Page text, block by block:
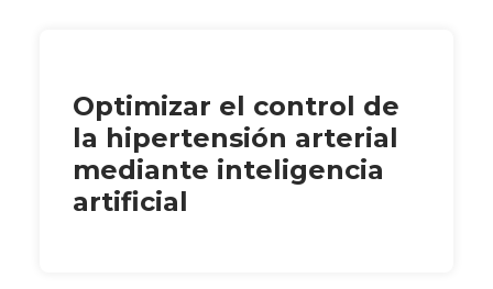
Optimizar el control de
la hipertensión arterial
mediante inteligencia
artificial